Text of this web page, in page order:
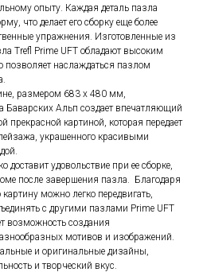
опыту. Каждая деталь пазла
что делает его сборку еще более
упражнения. Изготовленные из
Trefl Prime UFT обладают высоким
позволяет наслаждаться пазлом
размером 683 x 480 мм,
Баварских Альп создает впечатляющий
картиной, которая передает
украшенного красивыми
доставит удовольствие при ее сборке,
после завершения пазла. Благодаря
можно легко передвигать,
с другими пазлами Prime UFT
возможность создания
мотивов и изображений.
и оригинальные дизайны,
и творческий вкус.